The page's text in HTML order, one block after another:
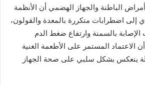
الباطنة والجهاز الهضمي أن الأنظمة
إلى اضطرابات متكررة بالمعدة والقولون،
الإصابة بالسمنة وارتفاع ضغط الدم
الاعتماد المستمر على الأطعمة الغنية
ينعكس بشكل سلبي على صحة الجهاز